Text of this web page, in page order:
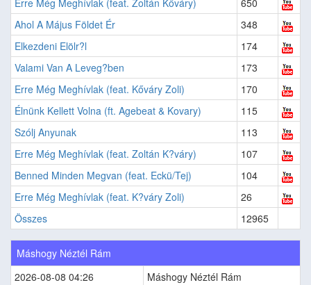
Erre Még Meghívlak (feat. Zoltán Kőváry)
650
Ahol A Május Földet Ér
348
Elkezdeni Elölr?l
174
Valami Van A Leveg?ben
173
Erre Még Meghívlak (feat. Kőváry Zoli)
170
Élnünk Kellett Volna (ft. Agebeat & Kovary)
115
Szólj Anyunak
113
Erre Még Meghívlak (feat. Zoltán K?váry)
107
Benned Minden Megvan (feat. Eckü/Tej)
104
Erre Még Meghívlak (feat. K?váry Zoli)
26
Összes
12965
Máshogy Néztél Rám
2026-08-08 04:26
Máshogy Néztél Rám